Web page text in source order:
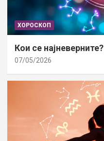
ХОРОСКОП
Кои се најневерните?
07/05/2026